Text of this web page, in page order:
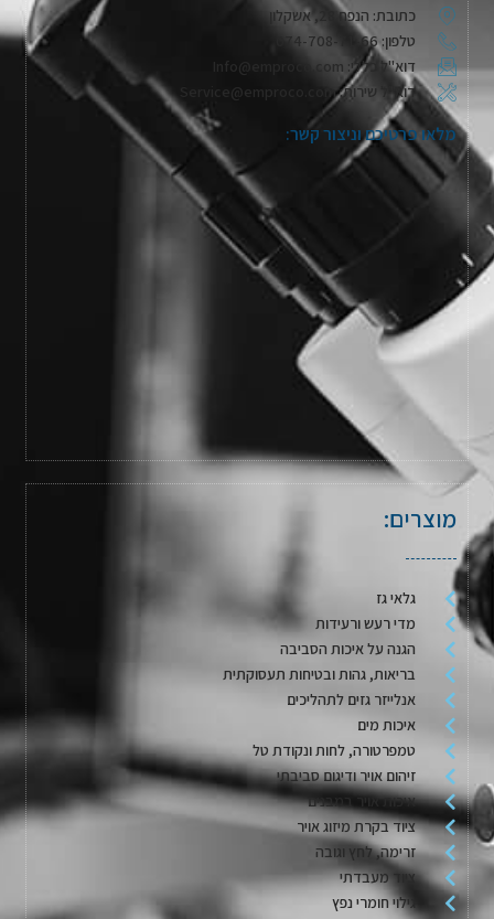
כתובת: הנפח 28, אשקלון
טלפון: 074-708-71-66
דוא"ל כללי: Info@emproco.com
דוא"ל שירות: Service@emproco.com
מלאו פרטיכם וניצור קשר:
מוצרים:
גלאי גז
מדי רעש ורעידות
הגנה על איכות הסביבה
בריאות, גהות ובטיחות תעסוקתית
אנלייזר גזים לתהליכים
איכות מים
טמפרטורה, לחות ונקודת טל
זיהום אויר ודיגום סביבתי
איכות אויר במבנים
ציוד בקרת מיזוג אויר
זרימה, לחץ וגובה
ציוד מעבדתי
גילוי חומרי נפץ